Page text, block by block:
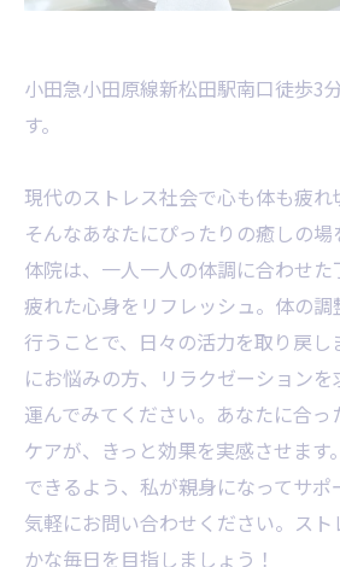
小田急小田原線新松田駅南口徒歩3
す。
現代のストレス社会で心も体も疲れ
そんなあなたにぴったりの癒しの
体院は、一人一人の体調に合わせた
疲れた心身をリフレッシュ。体の
行うことで、日々の活力を取り戻し
にお悩みの方、リラクゼーション
運んでみてください。あなたに合っ
ケアが、きっと効果を実感させます
できるよう、私が親身になってサポ
気軽にお問い合わせください。ス
かな毎日を目指しましょう！